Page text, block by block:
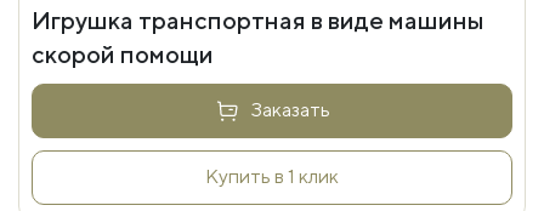
Игрушка транспортная в виде машины
скорой помощи
Заказать
Купить в 1 клик